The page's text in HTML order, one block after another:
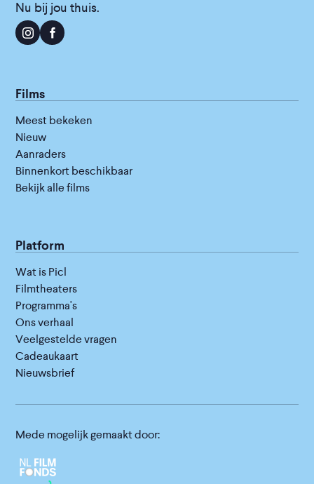
Nu bij jou thuis.
Films
Meest bekeken
Nieuw
Aanraders
Binnenkort beschikbaar
Bekijk alle films
Platform
Wat is Picl
Filmtheaters
Programma's
Ons verhaal
Veelgestelde vragen
Cadeaukaart
Nieuwsbrief
Mede mogelijk gemaakt door: